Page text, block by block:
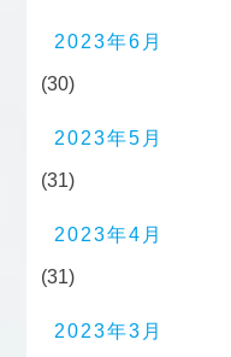
2023年6月
(30)
2023年5月
(31)
2023年4月
(31)
2023年3月